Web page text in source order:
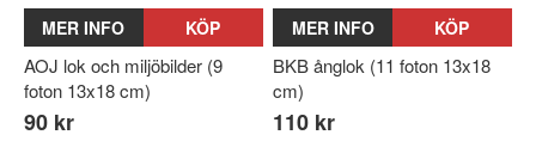
MER INFO KÖP
AOJ lok och miljöbilder (9
foton 13x18 cm)
90 kr
MER INFO KÖP
BKB ånglok (11 foton 13x18
cm)
110 kr